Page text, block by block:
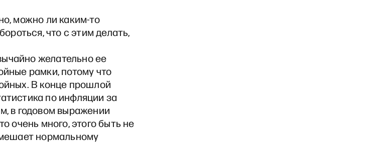
можно ли каким-то
что с этим делать,
желательно ее
рамки, потому что
В конце прошлой
по инфляции за
в годовом выражении
очень много, этого быть не
нормальному